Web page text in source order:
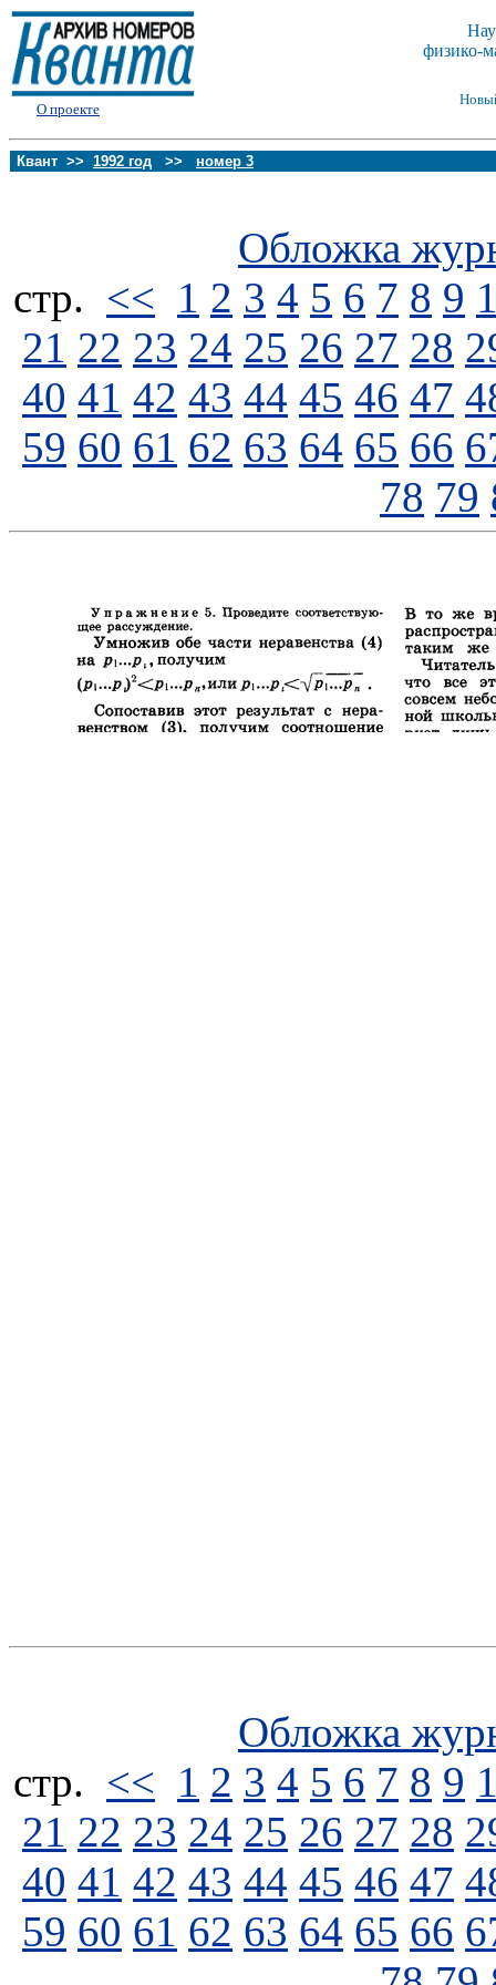
О проекте
физико-
Квант >> 1992 год >> номер 3
Обложка
стp. << 1 2 3 4 5 6 7 8 9
21 22 23 24 25 26 27 28
40 41 42 43 44 45 46 47
59 60 61 62 63 64 65 66
78 79
Обложка
стp. << 1 2 3 4 5 6 7 8 9
21 22 23 24 25 26 27 28
40 41 42 43 44 45 46 47
59 60 61 62 63 64 65 66